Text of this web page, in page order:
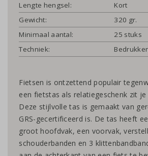
Lengte hengsel:
Kort
Gewicht:
320 gr.
Minimaal aantal:
25 stuks
Techniek:
Fietsen is ontzettend populair
een fietstas als relatiegeschenk zit
Deze stijlvolle tas is gemaakt van
GRS-gecertificeerd is. De tas heeft
groot hoofdvak, een voorvak,
schouderbanden en 3